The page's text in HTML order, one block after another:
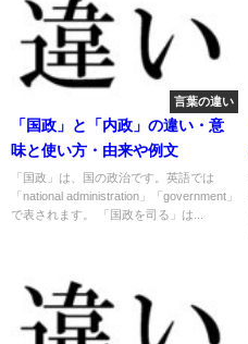
言葉の違い
「国政」と「内政」の違い・意
味と使い方・由来や例文
「国政」は、国の政治です。英語では
「national administration」「government」
で表されます。 「国政を司る」は...